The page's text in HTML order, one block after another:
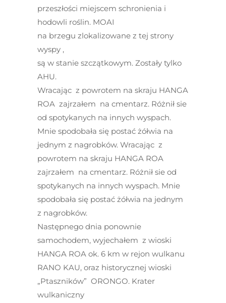
przeszłości miejscem schronienia i
hodowli roślin. MOAI
na brzegu zlokalizowane z tej strony
wyspy ,
są w stanie szczątkowym. Zostały tylko
AHU.
Wracając z powrotem na skraju HANGA
ROA zajrzałem na cmentarz. Różnił sie
od spotykanych na innych wyspach.
Mnie spodobała się postać żółwia na
jednym z nagrobków. Wracając z
powrotem na skraju HANGA ROA
zajrzałem na cmentarz. Różnił sie od
spotykanych na innych wyspach. Mnie
spodobała się postać żółwia na jednym
z nagrobków.
Następnego dnia ponownie
samochodem, wyjechałem z wioski
HANGA ROA ok. 6 km w rejon wulkanu
RANO KAU, oraz historycznej wioski
„Ptaszników” ORONGO. Krater
wulkaniczny